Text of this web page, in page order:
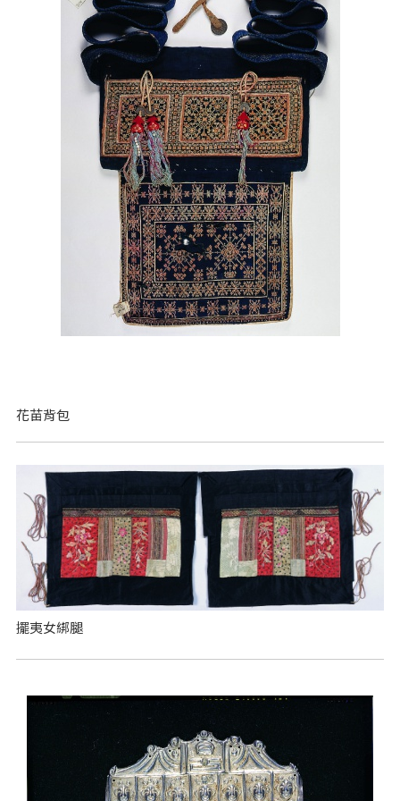
花苗背包
擺夷女綁腿